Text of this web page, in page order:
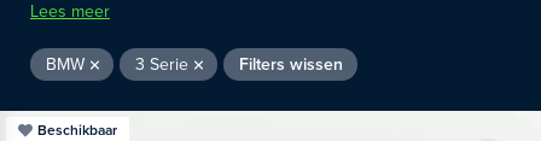
Lees meer
BMW 3 Serie Filters wissen
Beschikbaar